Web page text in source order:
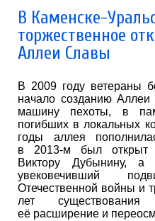
В Каменске-
торжественное
Аллеи Славы
В 2009 году ветераны
начало созданию
машину пехоты, в
погибших в локальных
годы аллея
в 2013-м был открыт
Виктору Дубынину,
увековечивший
Отечественной войны и
лет существования
её расширение и